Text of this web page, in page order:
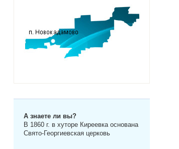
А знаете ли вы?
В 1860 г. в хуторе Киреевка основана
Свято-Георгиевская церковь